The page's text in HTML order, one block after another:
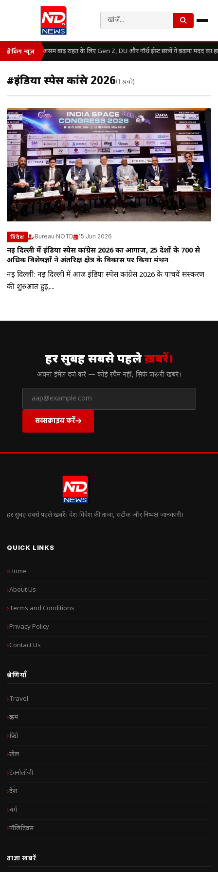
ब्रेकिंग न्यूज़ असम बाढ़ राहत के लिए Gen Z, DU और नॉर्थ ईस्ट छात्रों ने बढ़ाया मदद का
#इंडिया स्पेस कांग्रेस 2026(1 खबरें)
विदेश Bureau NOTD 15 Jun 2026
नई दिल्ली में इंडिया स्पेस कांग्रेस 2026 का आगाज, 25 देशों के 700 से
अधिक विशेषज्ञों ने अंतरिक्ष क्षेत्र के विकास पर किया मंथन
नई दिल्ली: नई दिल्ली में आज इंडिया स्पेस कांग्रेस 2026 के पांचवें संस्करण
की शुरुआत हुई,...
हर सुबह सबसे पहलेख़बरें।
अपना ईमेल दर्ज करें — कोई स्पैम नहीं, सिर्फ ज़रूरी खबरें।
सब्सक्राइब करें
हर सुबह सबसे पहले खबरें। देश-विदेश की ताज़ा, सटीक और निष्पक्ष जानकारी।
QUICK LINKS
Home
About Us
Terms and Conditions
Privacy Policy
Contact Us
श्रेणियाँ
Travel
क्राइम
क्रिप्टो
खेल
टेक्नोलॉजी
देश
धर्म
पॉलिटिक्स
ताज़ा खबरें